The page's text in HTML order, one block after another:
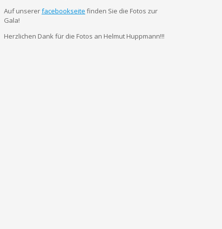
Auf unsererfacebookseite finden Sie die Fotos zur
Gala!
Herzlichen Dank für die Fotos an Helmut Huppmann!!!